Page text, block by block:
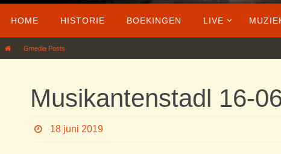
naar
de
HOME HISTORIE BOEKINGEN LIVE
HomeGmedia Posts
Musikantenstadl 16-
18 juni 2019